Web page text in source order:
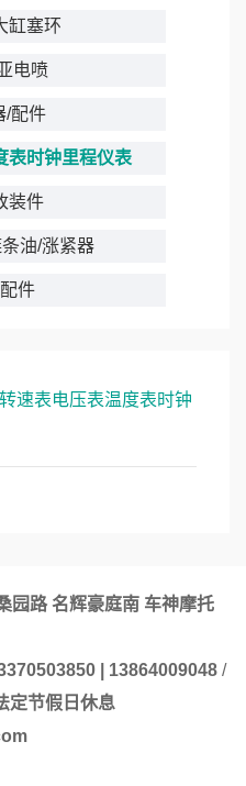
缸塞环
电喷
/配件
表时钟里程仪表
装件
油/涨紧器
件
转速表电压表温度表时钟
园路 名辉豪庭南 车神摩托
| 13864009048 /
定节假日休息